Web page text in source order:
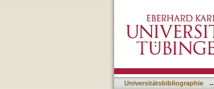
Universitätsbibliographie →